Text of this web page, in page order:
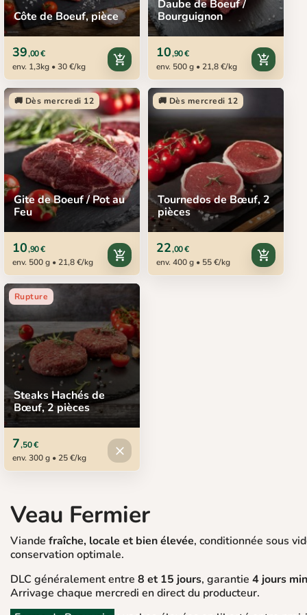
Côte de Boeuf, pièce
39,00 €
env. 1,3kg • 30 €/kg
add_shopping_cart
Daube de Boeuf /
Bourguignon
10,90 €
env. 500 g • 21,8 €/kg
add_shopping_cart
🚚 Dès mercredi 12
Gite de Boeuf / Pot au
Feu
10,90 €
env. 500 g • 21,8 €/kg
add_shopping_cart
🚚 Dès mercredi 12
Tournedos de Bœuf, 2
pièces
22,00 €
env. 400 g • 55 €/kg
add_shopping_cart
Rupture
Steaks Hachés de
Bœuf, 2 pièces
7,50 €
env. 300 g • 25 €/kg
close Produit indisponible
Veau Fermier
Viande fraîche, locale et bien élevée, conditionnée sous
conservation optimale.
DLC généralement entre 8 et 15 jours, garantie 4 jours
Arrivage chaque mercredi en direct du producteur.